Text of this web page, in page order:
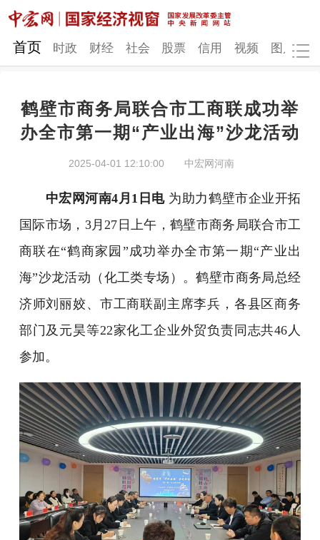
网站地图
时政 财经 社会 股票
图片
地方发展
首页 时政 财经 社会 股票 信用 视频 图片
鹤壁市商务局联合市工商联成功举
办全市第一期“产业出海”沙龙活动
2025-04-01 12:10:00 中宏网河南
中宏网河南4月1日电为助力鹤壁市企业开拓
国际市场，3月27日上午，鹤壁市商务局联合市工
商联在“鹤商家园”成功举办全市第一期“产业出
海”沙龙活动（化工类专场）。鹤壁市商务局总经
济师刘丽姣、市工商联副主席李兵，各县区商务
部门及元昊等22家化工企业外贸负责同志共46人
参加。